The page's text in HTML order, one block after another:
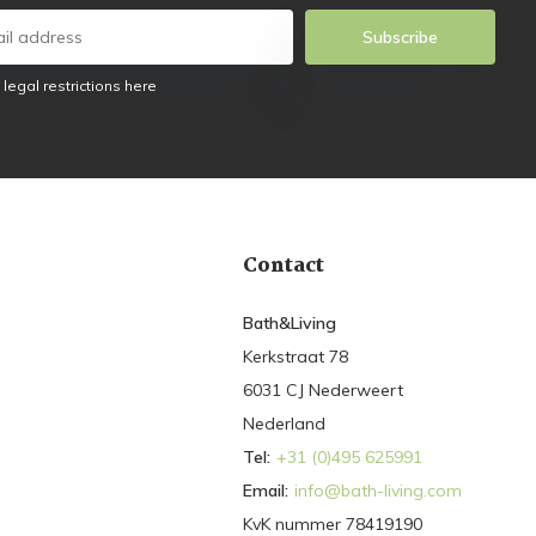
Subscribe
legal restrictions here
Contact
Bath&Living
Kerkstraat 78
6031 CJ Nederweert
Nederland
Tel: +31 (0)495 625991
Email: info@bath-living.com
KvK nummer 78419190